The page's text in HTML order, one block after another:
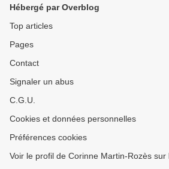
Hébergé par Overblog
Top articles
Pages
Contact
Signaler un abus
C.G.U.
Cookies et données personnelles
Préférences cookies
Voir le profil de Corinne Martin-Rozès sur